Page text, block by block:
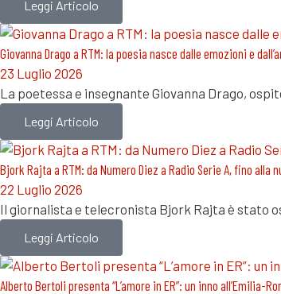
Leggi Articolo
Giovanna Drago a RTM: la poesia nasce dalle emozioni e
23 Luglio 2026
La poetessa e insegnante Giovanna Drago,
Leggi Articolo
Bjork Rajta a RTM: da Numero Diez a Radio Serie A, fino
22 Luglio 2026
Il giornalista e telecronista Bjork Rajta è stato
Leggi Articolo
Alberto Bertoli presenta “L’amore in ER”: un inno all’Emilia-